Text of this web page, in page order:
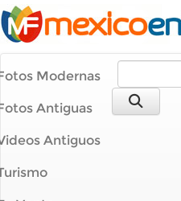
Modernas
Antiguas
Antiguos